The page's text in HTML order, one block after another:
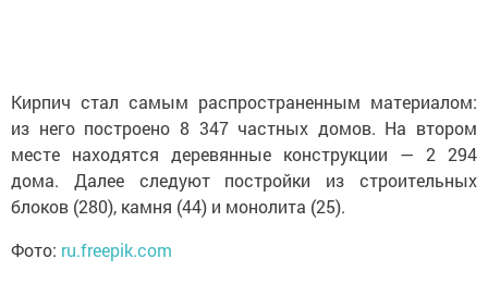
Кирпич стал самым распространенным материалом:
из него построено 8 347 частных домов. На втором
месте находятся деревянные конструкции — 2 294
дома. Далее следуют постройки из строительных
блоков (280), камня (44) и монолита (25).
Фото: ru.freepik.com